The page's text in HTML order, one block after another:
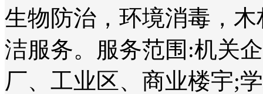
生物防治，环境消毒，
洁服务。服务范围:机关
厂、工业区、商业楼宇;